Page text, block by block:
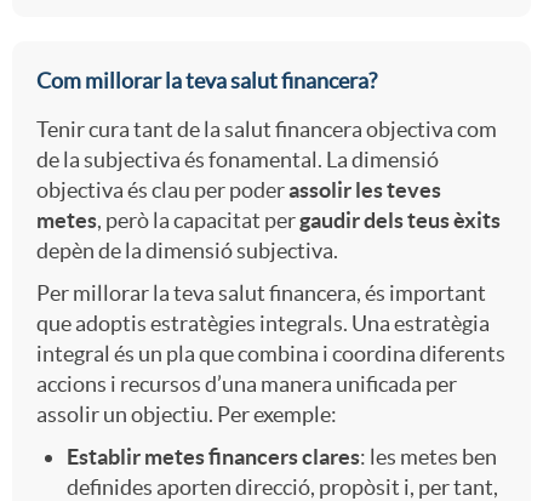
Com millorar la teva salut financera?
Tenir cura tant de la salut financera objectiva com
de la subjectiva és fonamental. La dimensió
objectiva és clau per poderassolir les teves
metes, però la capacitat pergaudir dels teus èxits
depèn de la dimensió subjectiva.
Per millorar la teva salut financera, és important
que adoptis estratègies integrals. Una estratègia
integral és un pla que combina i coordina diferents
accions i recursos d’una manera unificada per
assolir un objectiu. Per exemple:
Establir metes financers clares: les metes ben
definides aporten direcció, propòsit i, per tant,